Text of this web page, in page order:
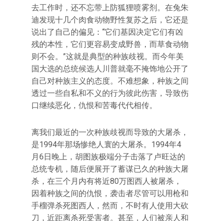
去工作时，还不忘带上防狐狸喷雾剂。在兔朱
迪发现十几个肉食动物野性复苏之后，它还是
说出了自己的偏见：“它们基因决定它们有凶
残的本性，它们更容易变成野兽，而草食动物
则不会。”这就是典型的种族歧视。而今年美
国大选的总统候选人川普就毫不掩饰地公开了
自己对种族主义的态度。不难想象，种族之间
透过一些自私和不义的行为彼此伤害，导致伤
口继续恶化，仇恨和苦毒代代相传。
离我们最近的一次种族歧视而导致的大屠杀，
是1994年那场惨绝人寰的大屠杀。1994年4
月6日晚上，胡图族极端分子击落了卢旺达的
总统专机，随后便展开了蓄谋已久的种族大屠
杀，在三个月内有将近80万图西人被屠杀，
因着种族之间的仇恨，袭击者尽管可以用枪和
手榴弹杀死图西人，然而，不时有人使用大砍
刀，近距离杀死受害者。甚至，人们被亲人和